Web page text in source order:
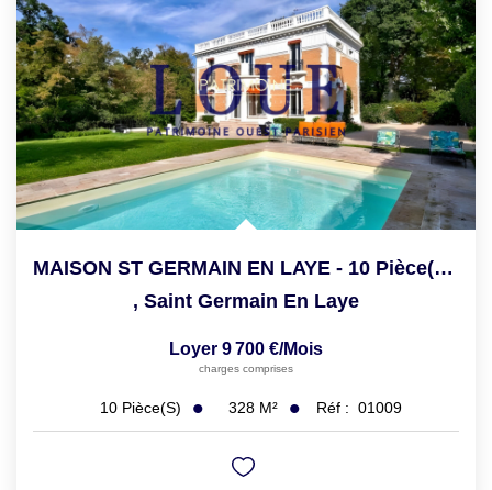
MAISON ST GERMAIN EN LAYE - 10 Pièce(s) - 328.37 M2
, Saint Germain En Laye
Loyer 9 700 €/mois
charges comprises
10 Pièce(s) 328 M² Réf : 01009